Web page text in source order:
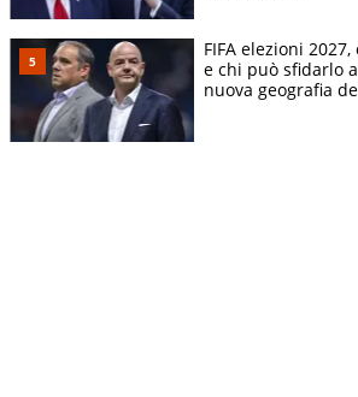
FIFA elezioni
e chi può sfidarlo
nuova geografia